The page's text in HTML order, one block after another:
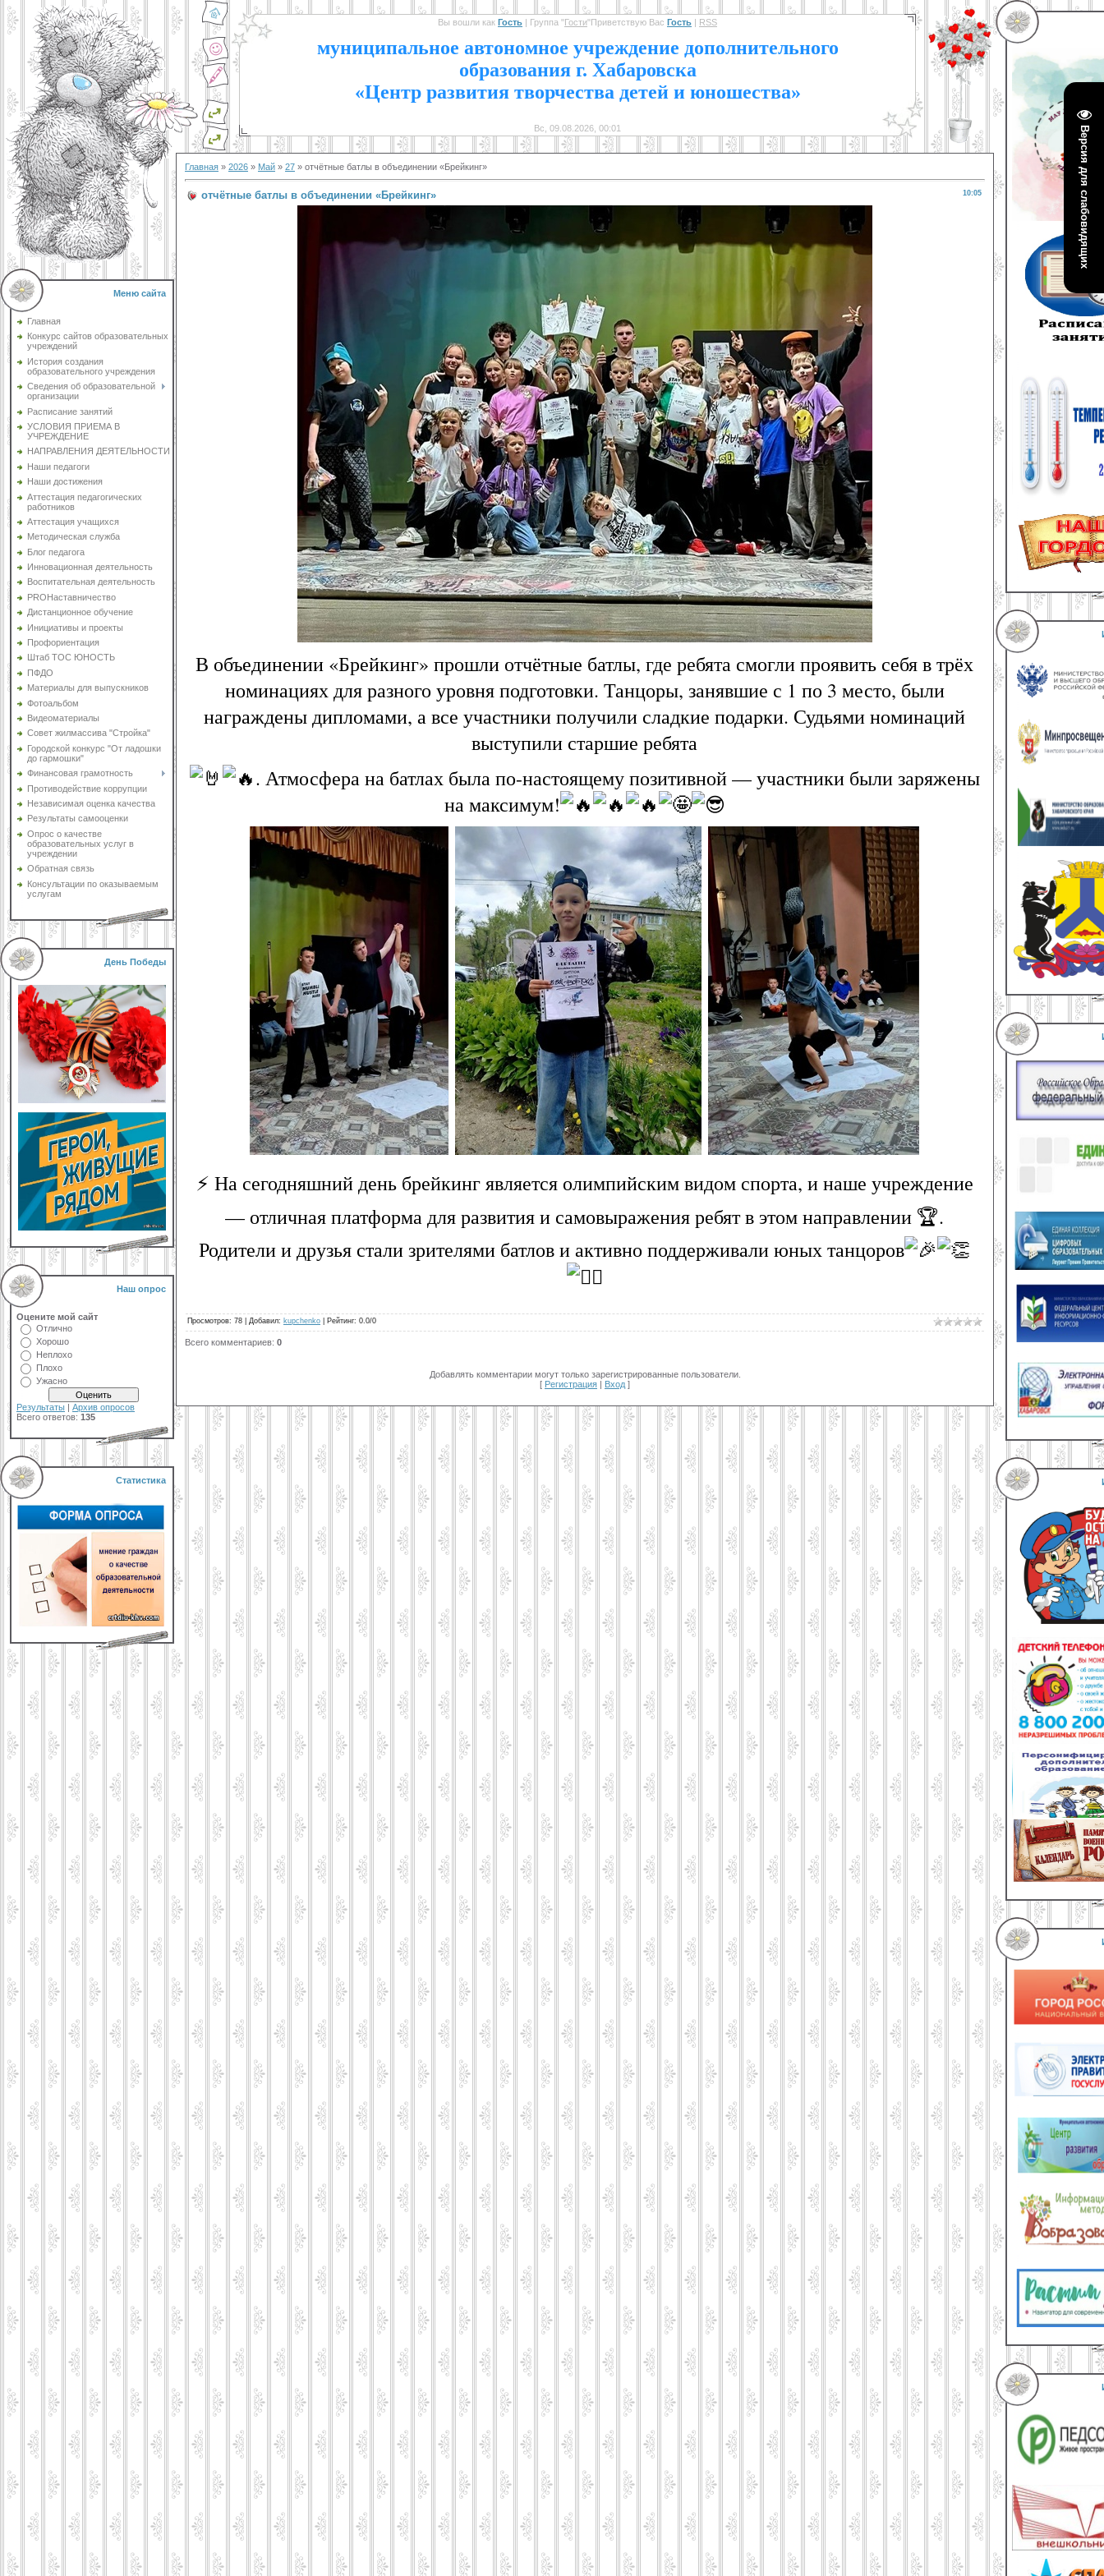
Версия для слабовидящих
Меню сайта
Главная
Конкурс сайтов образовательных
учреждений
История создания
образовательного учреждения
Сведения об образовательной
организации
Расписание занятий
УСЛОВИЯ ПРИЕМА В
УЧРЕЖДЕНИЕ
НАПРАВЛЕНИЯ ДЕЯТЕЛЬНОСТИ
Наши педагоги
Наши достижения
Аттестация педагогических
работников
Аттестация учащихся
Методическая служба
Блог педагога
Инновационная деятельность
Воспитательная деятельность
PROНаставничество
Дистанционное обучение
Инициативы и проекты
Профориентация
Штаб ТОС ЮНОСТЬ
ПФДО
Материалы для выпускников
Фотоальбом
Видеоматериалы
Совет жилмассива "Стройка"
Городской конкурс "От ладошки
до гармошки"
Финансовая грамотность
Противодействие коррупции
Независимая оценка качества
Результаты самооценки
Опрос о качестве
образовательных услуг в
учреждении
Обратная связь
Консультации по оказываемым
услугам
День Победы
Наш опрос
Оцените мой сайт
Отлично
Хорошо
Неплохо
Плохо
Ужасно
Результаты | Архив опросов
Всего ответов: 135
Статистика
Вы вошли как Гость | Группа "Гости"Приветствую Вас Гость | RSS
муниципальное автономное учреждение дополнительного
образования г. Хабаровска
«Центр развития творчества детей и юношества»
Вс, 09.08.2026, 00:01
Главная » 2026 » Май » 27 » отчётные батлы в объединении «Брейкинг»
10:05
отчётные батлы в объединении «Брейкинг»
В объединении «Брейкинг» прошли отчётные батлы, где ребята смогли проявить себя в трёх
номинациях для разного уровня подготовки. Танцоры, занявшие с 1 по 3 место, были
награждены дипломами, а все участники получили сладкие подарки. Судьями номинаций
выступили старшие ребята
. Атмосфера на батлах была по-настоящему позитивной — участники были заряжены
на максимум!
⚡ На сегодняшний день брейкинг является олимпийским видом спорта, и наше учреждение
— отличная платформа для развития и самовыражения ребят в этом направлении 🏆.
Родители и друзья стали зрителями батлов и активно поддерживали юных танцоров
Просмотров: 78 Добавил: kupchenko Рейтинг: 0.0/0
Всего комментариев: 0
Добавлять комментарии могут только зарегистрированные пользователи.
[ Регистрация | Вход ]